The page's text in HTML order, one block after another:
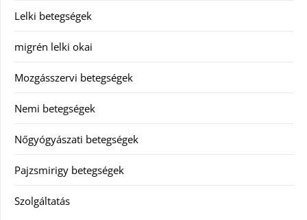
Lelki betegségek
migrén lelki okai
Mozgásszervi betegségek
Nemi betegségek
Nőgyógyászati betegségek
Pajzsmirigy betegségek
Szolgáltatás